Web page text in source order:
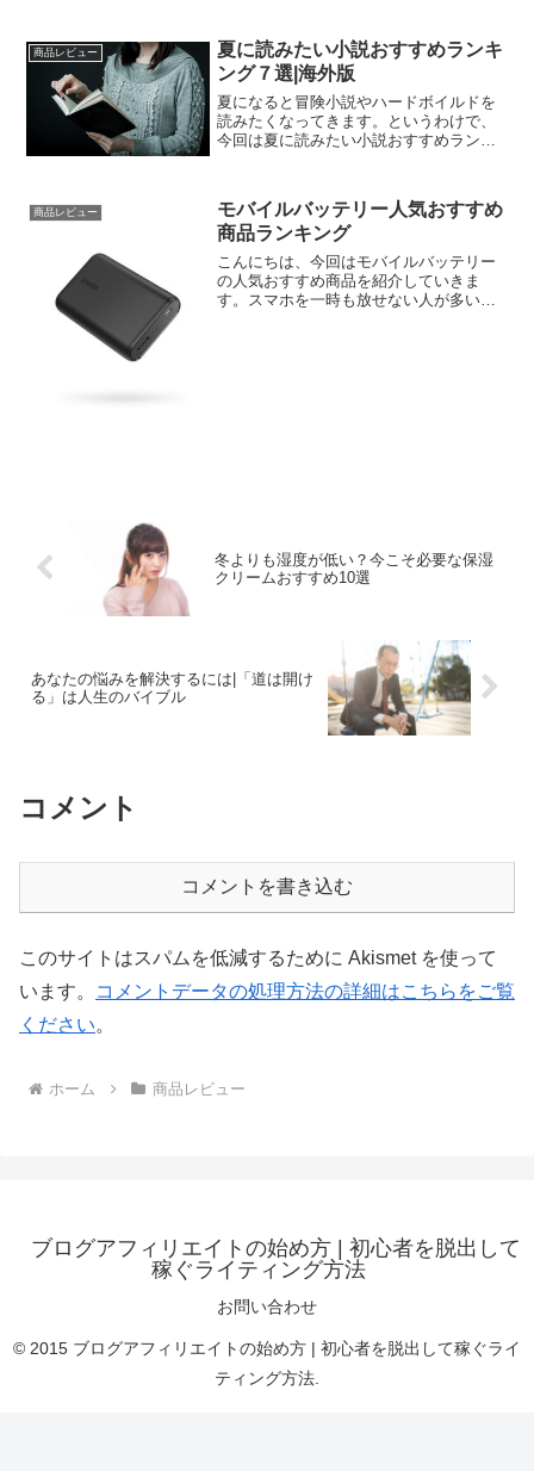
商品レビュー
夏に読みたい小説おすすめランキ
ング７選|海外版
夏になると冒険小説やハードボイルドを
読みたくなってきます。というわけで、
今回は夏に読みたい小説おすすめランキ
すすめランキング10選|海外版夏に読みた
い小説 おすすめラン...
商品レビュー
モバイルバッテリー人気おすすめ
商品ランキング
こんにちは、今回はモバイルバッテリー
の人気おすすめ商品を紹介していきま
す。スマホを一時も放せない人が多い現
冬よりも湿度が低い？今こそ必要な保湿
クリームおすすめ10選
あなたの悩みを解決するには|「道は開け
る」は人生のバイブル
コメント
コメントを書き込む
このサイトはスパムを低減するために Akismet を使って
います。
コメントデータの処理方法の詳細はこちらをご覧
ください。
ホーム 商品レビュー
ブログアフィリエイトの始め方 | 初心者を脱出して
稼ぐライティング方法
お問い合わせ
© 2015 ブログアフィリエイトの始め方 | 初心者を脱出して稼ぐライ
ティング方法.